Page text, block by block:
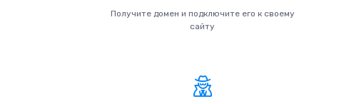
Получите домен и подключите его к своему
сайту